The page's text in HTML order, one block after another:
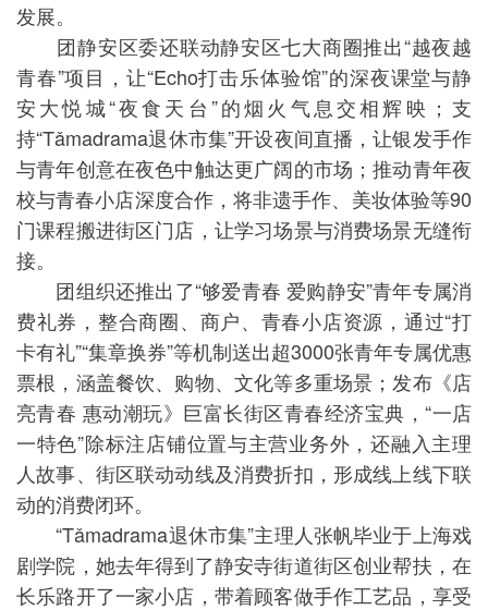
发展。
团静安区委还联动静安区七大商圈推出“越夜越
青春”项目，让“Echo打击乐体验馆”的深夜课堂与静
安大悦城“夜食天台”的烟火气息交相辉映；支
持“Tǎmadrama退休市集”开设夜间直播，让银发手作
与青年创意在夜色中触达更广阔的市场；推动青年夜
校与青春小店深度合作，将非遗手作、美妆体验等90
门课程搬进街区门店，让学习场景与消费场景无缝衔
接。
团组织还推出了“够爱青春 爱购静安”青年专属消
费礼券，整合商圈、商户、青春小店资源，通过“打
卡有礼”“集章换券”等机制送出超3000张青年专属优惠
票根，涵盖餐饮、购物、文化等多重场景；发布《店
亮青春 惠动潮玩》巨富长街区青春经济宝典，“一店
一特色”除标注店铺位置与主营业务外，还融入主理
人故事、街区联动动线及消费折扣，形成线上线下联
动的消费闭环。
“Tǎmadrama退休市集”主理人张帆毕业于上海戏
剧学院，她去年得到了静安寺街道街区创业帮扶，在
长乐路开了一家小店，带着顾客做手作工艺品，享受